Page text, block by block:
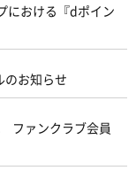
における『dポイン
のお知らせ
ファンクラブ会員